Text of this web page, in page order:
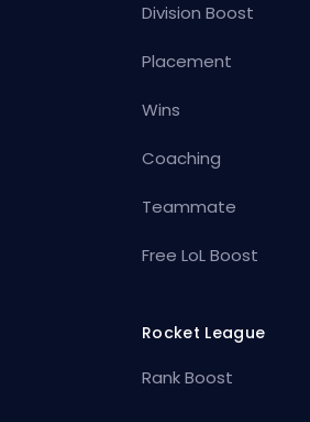
Division Boost
Placement
Wins
Coaching
Teammate
Free LoL Boost
Rocket League
Rank Boost